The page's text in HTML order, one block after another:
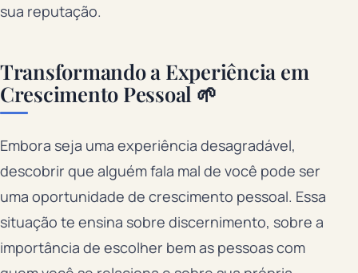
sua reputação.
Transformando a Experiência em
Crescimento Pessoal 🌱
Embora seja uma experiência desagradável,
descobrir que alguém fala mal de você pode ser
uma oportunidade de crescimento pessoal. Essa
situação te ensina sobre discernimento, sobre a
importância de escolher bem as pessoas com